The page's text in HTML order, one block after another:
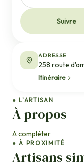
● L'ARTISAN
À propos
A compléter
● À PROXIMITÉ
Artisans
Suivre
ADRESSE
258 route
Itinéraire